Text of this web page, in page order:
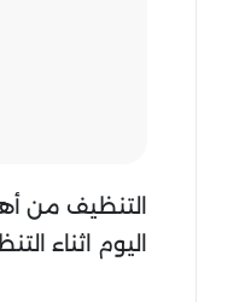
التنظيف من
اليوم اثناء